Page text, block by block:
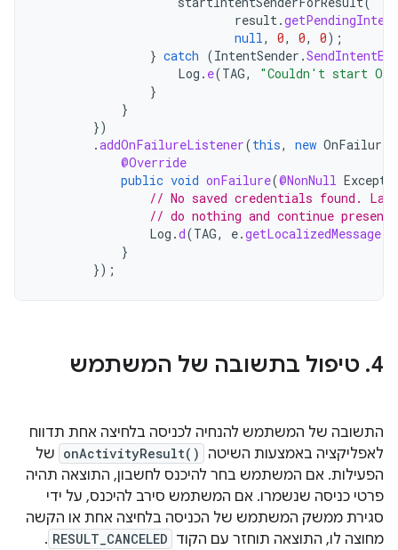
result.getPendingIntent
null, 0, 0, 0);
} catch (IntentSender .
Log . e(TAG,
"Couldn't start
}
}
})
.addOnFailureListener(this, new
@Override
public void onFailure(@NonNull
// No saved credentials found.
// do nothing and continue
Log .d(TAG, e.getLocalizedMessage
}
});
4
. טיפול בתשובה של המשתמש
התשובה של המשתמש להנחיה לכניסה בלחיצה אחת תדווח
לאפליקציה באמצעות השיטה
onActivityResult() של
הפעילות. אם המשתמש בחר להיכנס לחשבון, התוצאה תהיה
פרטי כניסה שנשמרו. אם המשתמש סירב להיכנס, על ידי
סגירת ממשק המשתמש של הכניסה בלחיצה אחת או הקשה
מחוצה לו, התוצאה תוחזר עם הקוד RESULT_CANCELED
.